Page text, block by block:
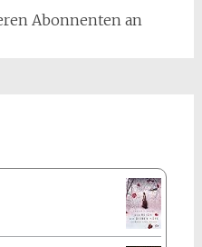
Abonnenten an